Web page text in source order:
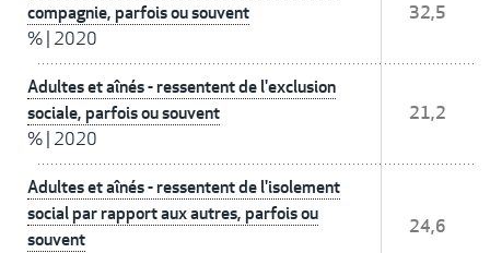
compagnie, parfois ou souvent
% 2020
32,5
Adultes et aînés - ressentent de l'exclusion
sociale, parfois ou souvent
% 2020
21,2
Adultes et aînés - ressentent de l'isolement
social par rapport aux autres, parfois ou
souvent
24,6